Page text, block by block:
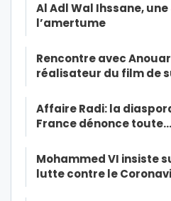
Al Adl Wal Ihssane,
l’amertume
Rencontre avec
réalisateur du film de
Affaire Radi: la
France dénonce toute…
Mohammed VI insiste
lutte contre le